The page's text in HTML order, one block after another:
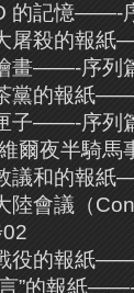
的記憶——-
屠殺的報
畫——-序列
黨的報紙
子——-序列
爾夜半騎
議和的報
陸會議（
役的報紙
”的報紙